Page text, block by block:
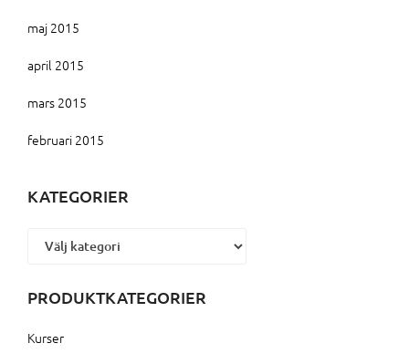
maj 2015
april 2015
mars 2015
februari 2015
KATEGORIER
Kategorier
PRODUKTKATEGORIER
Kurser